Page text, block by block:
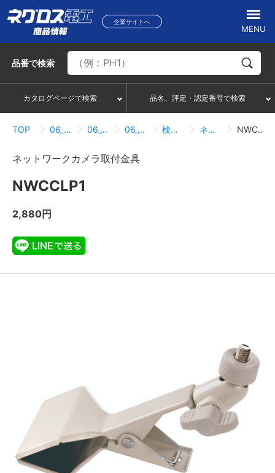
企業サイトへ
MENU
品番で検索
カタログページで検索 品名、評定・認定番号で検索
TOP 06_吊り・振れ止め部材 06_12_ネットワークカメラ取付金具 06_12_12_クリップタイプ 検索結果一覧 ネットワークカメラ取付金具 NWCCLP1
ネットワークカメラ取付金具
NWCCLP1
2,880円